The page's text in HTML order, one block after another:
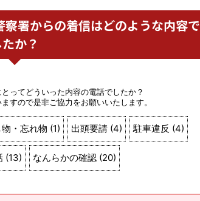
署からの着信はどのような内容で
たか？
ってどういった内容の電話でしたか？
すので是非ご協力をお願いいたします。
・忘れ物 (1) 出頭要請 (4) 駐車違反 (4)
(13) なんらかの確認 (20)